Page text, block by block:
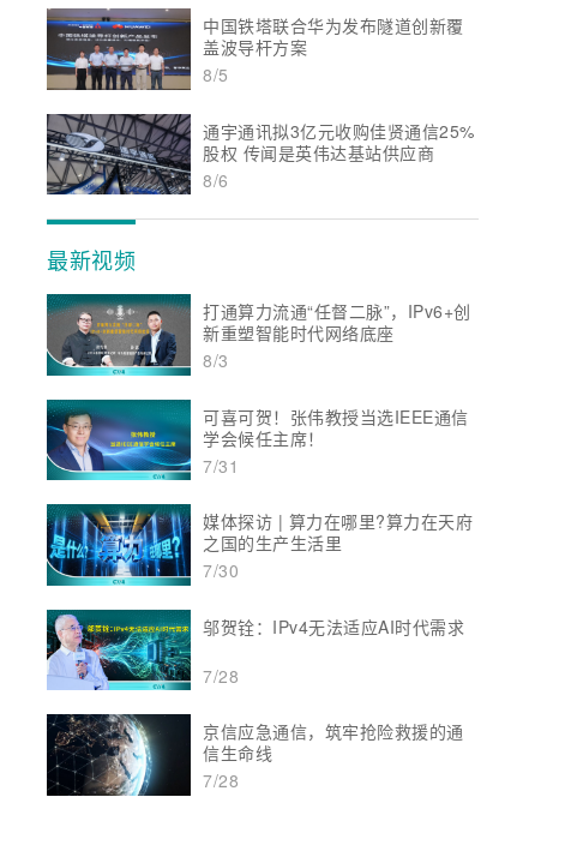
中国铁塔联合华为发布隧道创新覆
盖波导杆方案
8/5
通宇通讯拟3亿元收购佳贤通信25%
股权 传闻是英伟达基站供应商
8/6
最新视频
打通算力流通“任督二脉”，IPv6+创
新重塑智能时代网络底座
8/3
可喜可贺！张伟教授当选IEEE通信
学会候任主席！
7/31
媒体探访 | 算力在哪里?算力在天府
之国的生产生活里
7/30
邬贺铨：IPv4无法适应AI时代需求
7/28
京信应急通信，筑牢抢险救援的通
信生命线
7/28